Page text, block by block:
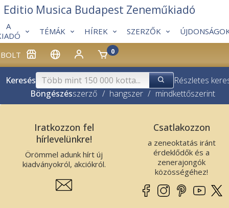
BOLT 0
A
TÉMÁK HÍREK SZERZŐK
Editio Musica Budapest Zeneműkiadó
Keresés
Részletes
Böngészésszerző / hangszer / mindkettőszerint
Iratkozzon fel
hírlevelünkre!
Örömmel adunk hírt új
kiadványokról, akciókról.
Csatlakozzon
a zeneoktatás iránt
érdeklődők és a
zenerajongók
közösségéhez!